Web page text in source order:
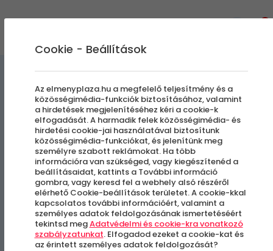
Indiai főzőkurzus
Budapest, I. kerület
-37%
Cookie - Beállítások
Az elmenyplaza.hu a megfelelő teljesítmény és a
közösségimédia-funkciók biztosításához, valamint
a hirdetések megjelenítéséhez kéri a cookie-k
elfogadását. A harmadik felek közösségimédia- és
hirdetési cookie-jai használatával biztosítunk
közösségimédia-funkciókat, és jelenítünk meg
személyre szabott reklámokat. Ha több
információra van szükséged, vagy kiegészítenéd a
beállításaidat, kattints a További információ
gombra, vagy keresd fel a webhely alsó részéről
elérhető Cookie-beállítások területet. A cookie-kkal
kapcsolatos további információért, valamint a
személyes adatok feldolgozásának ismertetéséért
tekintsd megAdatvédelmi és cookie-kra vonatkozó
szabályzatunkat. Elfogadod ezeket a cookie-kat és
az érintett személyes adatok feldolgozását?